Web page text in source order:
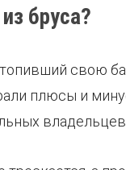
бруса?
свою
плюсы и
владельцев.